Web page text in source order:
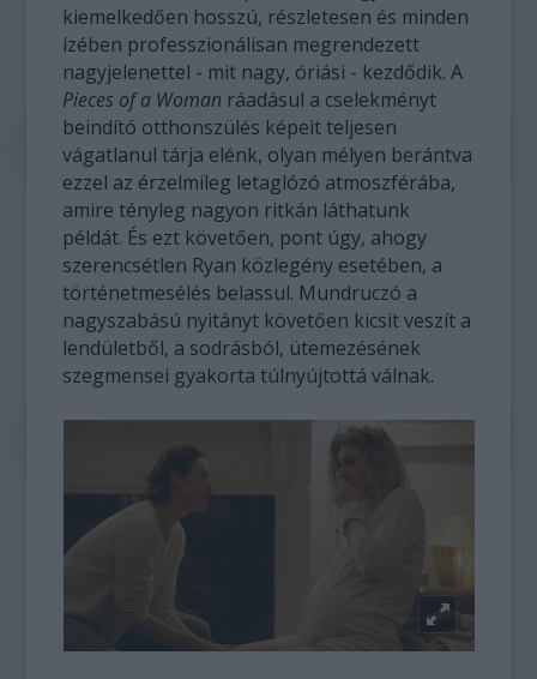
kiemelkedően hosszú, részletesen és minden
ízében professzionálisan megrendezett
nagyjelenettel - mit nagy, óriási - kezdődik. A
Pieces of a Woman ráadásul a cselekményt
beindító otthonszülés képeit teljesen
vágatlanul tárja elénk, olyan mélyen berántva
ezzel az érzelmileg letaglózó atmoszférába,
amire tényleg nagyon ritkán láthatunk
példát. És ezt követően, pont úgy, ahogy
szerencsétlen Ryan közlegény esetében, a
történetmesélés belassul. Mundruczó a
nagyszabású nyitányt követően kicsit veszít a
lendületből, a sodrásból, ütemezésének
szegmensei gyakorta túlnyújtottá válnak.